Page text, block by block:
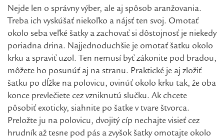
Nejde len o správny výber, ale aj spôsob aranžovania.
Treba ich vyskúšať niekoľko a nájsť ten svoj. Omotať
okolo seba veľké šatky a zachovať si dôstojnosť je niekedy
poriadna drina. Najjednoduchšie je omotať šatku okolo
krku a spraviť uzol. Ten nemusí byť zákonite pod bradou,
môžete ho posunúť aj na stranu. Praktické je aj zložiť
šatku po dĺžke na polovicu, ovinúť okolo krku tak, že oba
konce prevlečiete cez vzniknutú slučku. Ak chcete
pôsobiť exoticky, siahnite po šatke v tvare štvorca.
Preložte ju na polovicu, dvojitý cíp nechajte visieť cez
hrudník až tesne pod pás a zvyšok šatky omotajte okolo